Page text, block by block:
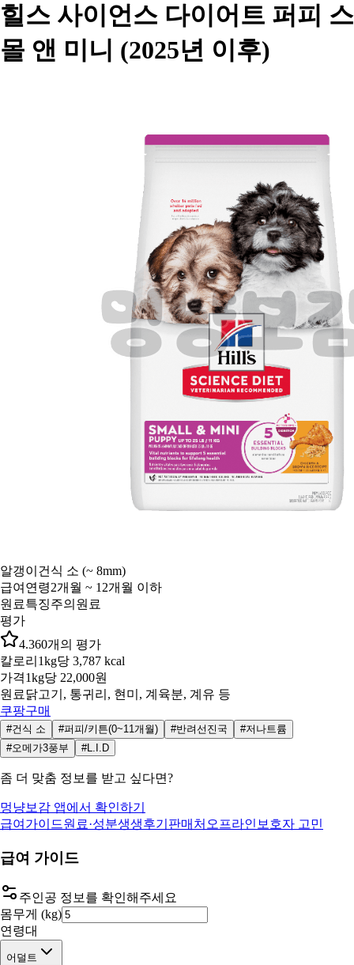
힐스 사이언스 다이어트 퍼피 스
몰 앤 미니 (2025년 이후)
알갱이 건식 소 (~ 8mm)
급여연령2개월 ~ 12개월 이하
원료특징주의원료
평가
4.360개의 평가
칼로리 1kg당 3,787 kcal
가격1kg당 22,000원
원료닭고기, 통귀리, 현미, 계육분, 계유 등
쿠팡구매
#건식 소 #퍼피/키튼(0~11개월) #반려선진국
#저나트륨
#오메가3풍부
#L.I.D
좀 더 맞춤 정보를 받고 싶다면?
멍냥보감 앱에서 확인하기
급여가이드원료·성분생생후기 판매처 오프라인 보호자 고민
급여 가이드
주인공 정보를 확인해주세요
몸무게 (kg)
연령대
어덜트